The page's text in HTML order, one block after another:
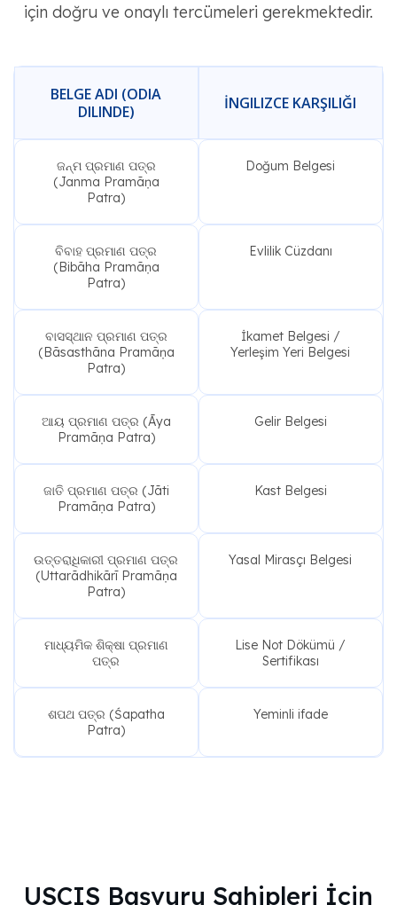
için doğru ve onaylı tercümeleri gerekmektedir.
BELGE ADI (ODIA
DILINDE)
İNGILIZCE KARŞILIĞI
ଜନ୍ମ ପ୍ରମାଣ ପତ୍ର
(Janma Pramāṇa
Patra)
Doğum Belgesi
ବିବାହ ପ୍ରମାଣ ପତ୍ର
(Bibāha Pramāṇa
Patra)
Evlilik Cüzdanı
ବାସସ୍ଥାନ ପ୍ରମାଣ ପତ୍ର
(Bāsasthāna Pramāṇa
Patra)
İkamet Belgesi /
Yerleşim Yeri Belgesi
ଆୟ ପ୍ରମାଣ ପତ୍ର (Āya
Pramāṇa Patra)
Gelir Belgesi
ଜାତି ପ୍ରମାଣ ପତ୍ର (Jāti
Pramāṇa Patra)
Kast Belgesi
ଉତ୍ତରାଧିକାରୀ ପ୍ରମାଣ ପତ୍ର
(Uttarādhikārī Pramāṇa
Patra)
Yasal Mirasçı Belgesi
ମାଧ୍ୟମିକ ଶିକ୍ଷା ପ୍ରମାଣ
ପତ୍ର
Lise Not Dökümü /
Sertifikası
ଶପଥ ପତ୍ର (Śapatha
Patra)
Yeminli ifade
USCIS Başvuru Sahipleri İçin